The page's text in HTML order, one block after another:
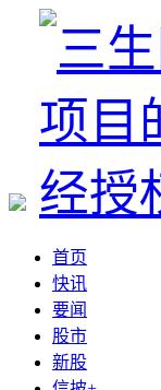
首页
快讯
要闻
股市
新股